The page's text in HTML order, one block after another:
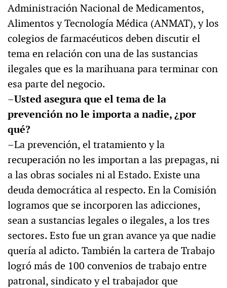
Administración Nacional de Medicamentos,
Alimentos y Tecnología Médica (ANMAT), y los
colegios de farmacéuticos deben discutir el
tema en relación con una de las sustancias
ilegales que es la marihuana para terminar con
esa parte del negocio.
–Usted asegura que el tema de la
prevención no le importa a nadie, ¿por
qué?
–La prevención, el tratamiento y la
recuperación no les importan a las prepagas, ni
a las obras sociales ni al Estado. Existe una
deuda democrática al respecto. En la Comisión
logramos que se incorporen las adicciones,
sean a sustancias legales o ilegales, a los tres
sectores. Esto fue un gran avance ya que nadie
quería al adicto. También la cartera de Trabajo
logró más de 100 convenios de trabajo entre
patronal, sindicato y el trabajador que